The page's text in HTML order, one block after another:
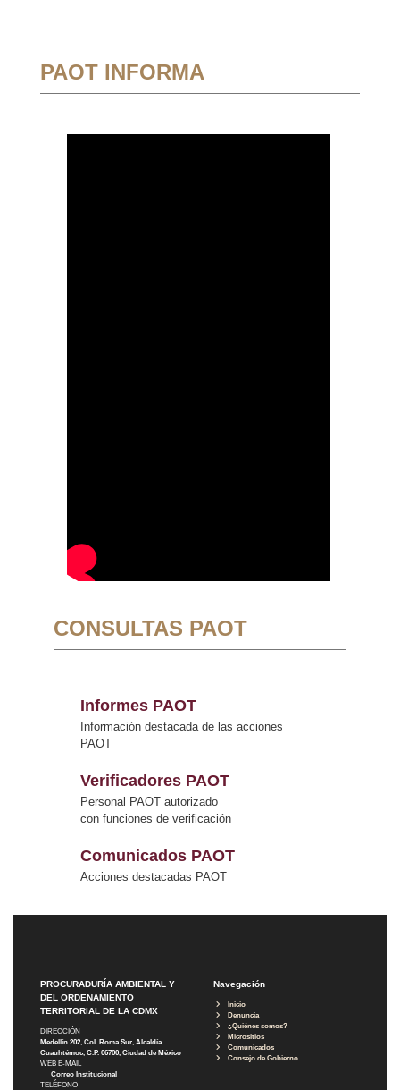
PAOT INFORMA
CONSULTAS PAOT
Informes PAOT
Información destacada de las acciones
PAOT
Verificadores PAOT
Personal PAOT autorizado
con funciones de verificación
Comunicados PAOT
Acciones destacadas PAOT
PROCURADURÍA AMBIENTAL Y
DEL ORDENAMIENTO
TERRITORIAL DE LA CDMX
DIRECCIÓN
Medellín 202, Col. Roma Sur, Alcaldía
Cuauhtémoc, C.P. 06700, Ciudad de México
WEB E-MAIL
Correo Institucional
TELÉFONO
Navegación
Inicio
Denuncia
¿Quiénes somos?
Micrositios
Comunicados
Consejo de Gobierno